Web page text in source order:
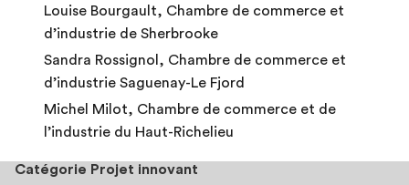
Louise Bourgault, Chambre de commerce et
d’industrie de Sherbrooke
Sandra Rossignol, Chambre de commerce et
d’industrie Saguenay-Le Fjord
Michel Milot, Chambre de commerce et de
l’industrie du Haut-Richelieu
Catégorie Projet innovant